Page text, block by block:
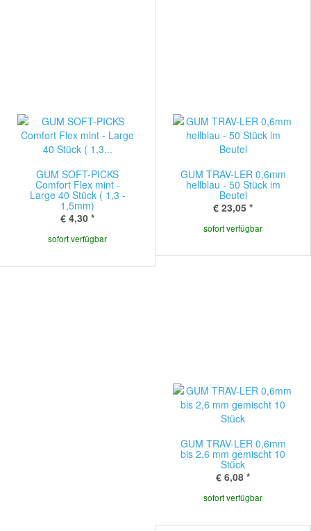
GUM SOFT-PICKS
Comfort Flex mint -
Large 40 Stück ( 1,3 -
1,5mm)
€ 4,30 *
sofort verfügbar
GUM TRAV-LER 0,6mm
hellblau - 50 Stück im
Beutel
€ 23,05 *
sofort verfügbar
GUM TRAV-LER 0,6mm
bis 2,6 mm gemischt 10
Stück
€ 6,08 *
sofort verfügbar